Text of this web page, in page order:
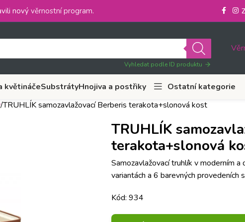
nový věrnostní program.
Vyhledat podle ID produktu
květináčeSubstrátyHnojiva a postřiky
Ostatní kategorie
TRUHLÍK samozavlažovací Berberis terakota+slonová kost
TRUHLÍK
terakota+slonová
Samozavlažovací truhlík v moderním
variantách a 6 barevných provedeních
Kód: 934